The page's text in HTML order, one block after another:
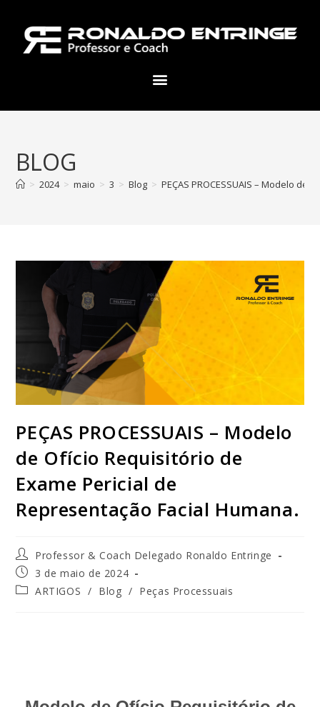
BLOG
> 2024 > maio > 3 > Blog > PEÇAS PROCESSUAIS – Modelo
PEÇAS PROCESSUAIS – Modelo
de Ofício Requisitório de
Exame Pericial de
Representação Facial Humana.
Professor & Coach Delegado Ronaldo Entringe
3 de maio de 2024
ARTIGOS / Blog / Peças Processuais